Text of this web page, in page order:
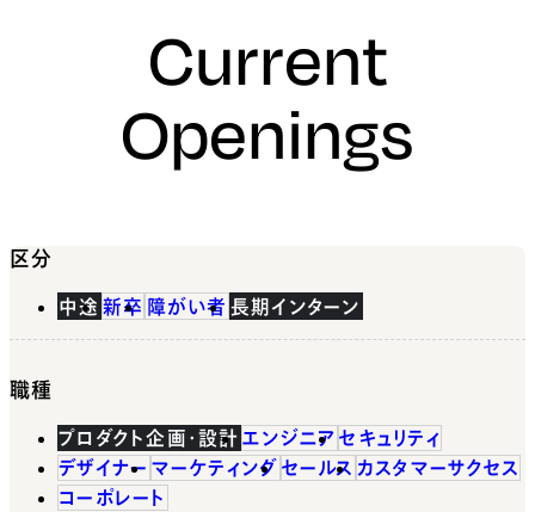
Current
Openings
区分
中途 新卒 障がい者 長期インターン
職種
プロダクト企画・設計 エンジニア セキュリティ
デザイナー マーケティング セールス カスタマーサクセス
コーポレート